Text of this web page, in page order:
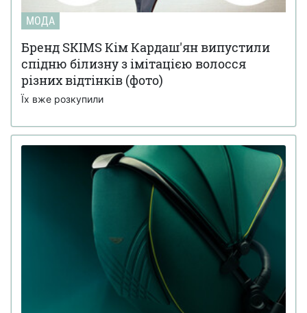
МОДА
Бренд SKIMS Кім Кардаш'ян випустили
спідню білизну з імітацією волосся
різних відтінків (фото)
Їх вже розкупили